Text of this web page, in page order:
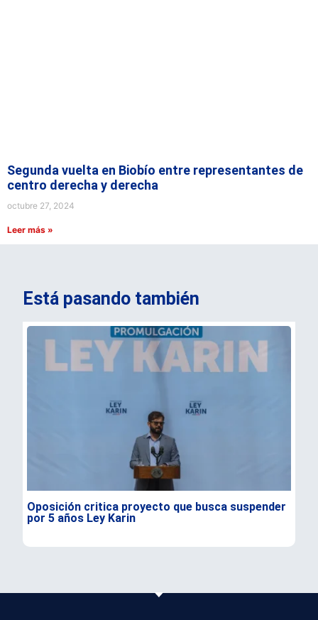
Segunda vuelta en Biobío entre representantes de
centro derecha y derecha
octubre 27, 2024
Leer más »
Está pasando también
Oposición critica proyecto que busca suspender
por 5 años Ley Karin